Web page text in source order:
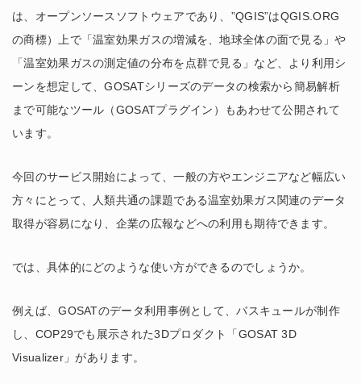
は、オープンソースソフトウェアであり、”QGIS”はQGIS.ORG
の商標）上で「温室効果ガスの増減を、地球全体の面で見る」や
「温室効果ガスの測定値の分布を点群で見る」など、より利用シ
ーンを想定して、GOSATシリーズのデータの検索から簡易解析
まで可能なツール（GOSATプラグイン）もあわせて公開されて
います。
今回のサービス開始によって、一般の方やエンジニアなど幅広い
方々にとって、人類共通の課題である温室効果ガス関連のデータ
取得が容易になり、企業の広報などへの利用も期待できます。
では、具体的にどのような使い方ができるのでしょうか。
例えば、GOSATのデータ利用事例として、バスキュールが制作
し、COP29でも展示された3Dプロダクト「GOSAT 3D
Visualizer」があります。